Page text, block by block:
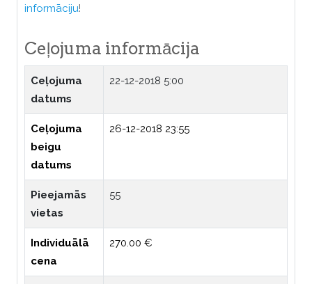
informāciju!
Ceļojuma informācija
Ceļojuma
datums
22-12-2018 5:00
Ceļojuma
beigu
datums
26-12-2018 23:55
Pieejamās
vietas
55
Individuālā
cena
270.00 €